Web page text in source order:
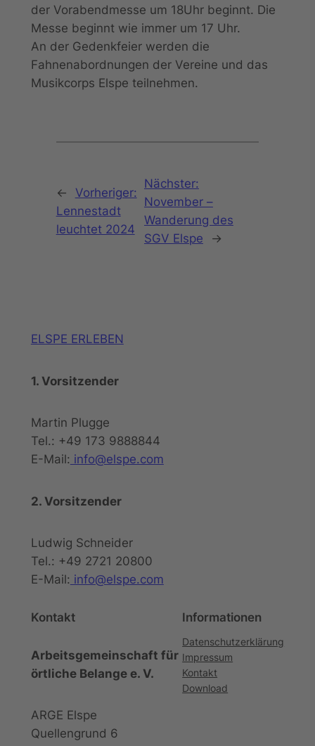
der Vorabendmesse um 18Uhr beginnt. Die
Messe beginnt wie immer um 17 Uhr.
An der Gedenkfeier werden die
Fahnenabordnungen der Vereine und das
Musikcorps Elspe teilnehmen.
←
Vorheriger:
Lennestadt
leuchtet 2024
Nächster:
November –
Wanderung des
SGV Elspe
→
ELSPE ERLEBEN
1. Vorsitzender
Martin Plugge
Tel.: +49 173 9888844
E-Mail: info@elspe.com
2. Vorsitzender
Ludwig Schneider
Tel.: +49 2721 20800
E-Mail: info@elspe.com
Kontakt
Arbeitsgemeinschaft für
örtliche Belange e. V.
ARGE Elspe
Quellengrund 6
Informationen
Datenschutzerklärung
Impressum
Kontakt
Download